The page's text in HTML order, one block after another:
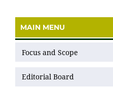
MAIN MENU
Focus and Scope
Editorial Board